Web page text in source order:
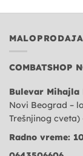
MALOPRODAJA
COMBATSHOP
Bulevar Mihajla
Novi Beograd –
Trešnjinog cveta)
Radno vreme: